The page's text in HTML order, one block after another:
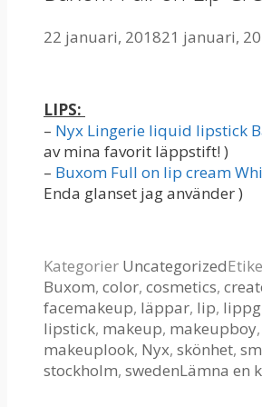
22 januari, 201821 januari,
LIPS:
– Nyx Lingerie liquid lipstick
av mina favorit läppstift! )
– Buxom Full on lip cream
Enda glanset jag använder )
Kategorier Uncategorized
Buxom, color, cosmetics,
facemakeup, läppar, lip,
lipstick, makeup, makeupboy,
makeuplook, Nyx, skönhet,
stockholm, swedenLämna en